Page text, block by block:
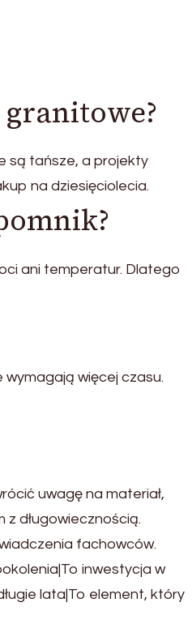
są tańsze, a projekty
na dziesięciolecia.
ani temperatur. Dlatego
wymagają więcej czasu.
uwagę na materiał,
z długowiecznością.
fachowców.
inwestycja w
lata|To element, który